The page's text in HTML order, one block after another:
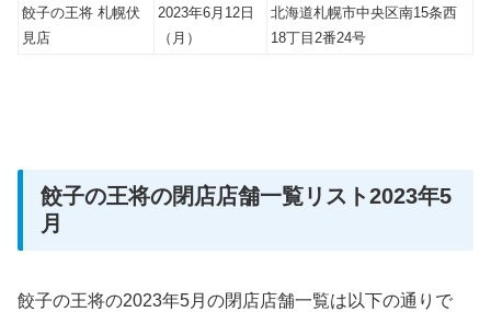
餃子の王将 札幌伏
見店
2023年6月12日
（月）
北海道札幌市中央区南15条西
18丁目2番24号
餃子の王将の閉店店舗一覧リスト2023年5
月
餃子の王将の2023年5月の閉店店舗一覧は以下の通りで